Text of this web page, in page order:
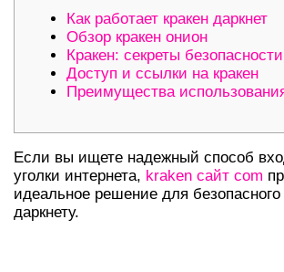
Как работает кракен даркнет
Обзор кракен онион
Кракен: секреты безопасности
Доступ и ссылки на кракен
Преимущества
Если вы ищете надежный способ
уголки интернета, kraken сайт com
идеальное решение для безопасного
даркнету.